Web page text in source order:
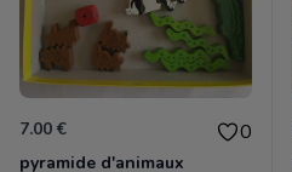
7.00 € 0
pyramide d'animaux